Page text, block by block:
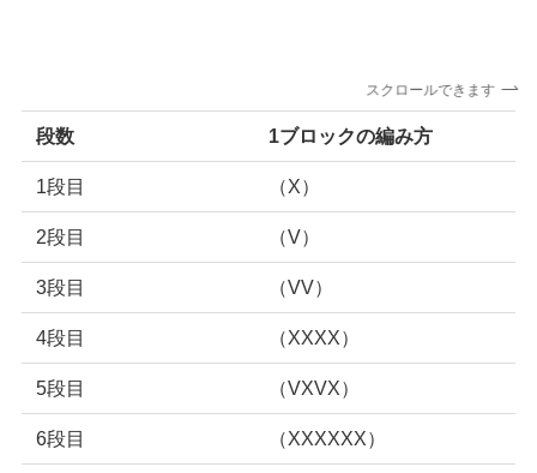
スクロールできます
段数 1ブロックの編み方
1段目 （X）
2段目 （V）
3段目 （VV）
4段目 （XXXX）
5段目 （VXVX）
6段目 （XXXXXX）